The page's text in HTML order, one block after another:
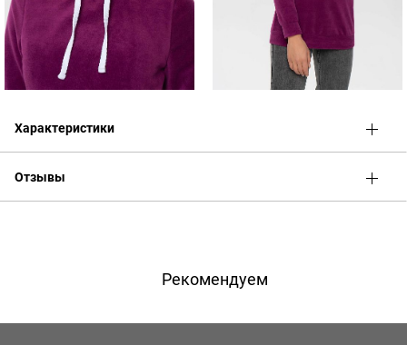
Характеристики
Отзывы
Рекомендуем